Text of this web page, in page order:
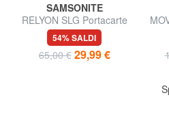
SAMSONITE
RELYON SLG Portacarte
piatto con zip
54% SALDI
65,00 € 29,99 €